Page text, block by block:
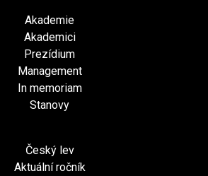
Akademie
Akademici
Prezídium
Management
In memoriam
Stanovy
Český lev
Aktuální ročník